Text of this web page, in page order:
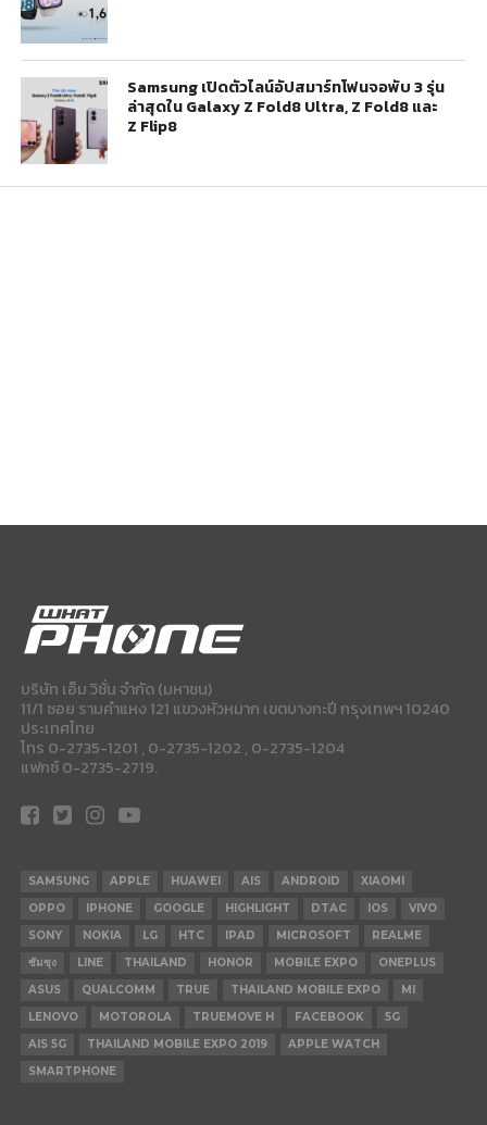
Samsung เปิดตัวไลน์อัปสมาร์ทโฟนจอพับ 3 รุ่น
ล่าสุดใน Galaxy Z Fold8 Ultra, Z Fold8 และ
Z Flip8
บริษัท เอ็ม วิชั่น จำกัด (มหาชน)
11/1 ซอย รามคำแหง 121 แขวงหัวหมาก เขตบางกะปี กรุงเทพฯ 10240
ประเทศไทย
โทร 0-2735-1201 , 0-2735-1202 , 0-2735-1204
แฟกซ์ 0-2735-2719.
SAMSUNG APPLE HUAWEI AIS ANDROID
XIAOMI
OPPO
IPHONE GOOGLE HIGHLIGHT DTAC IOS
VIVO
SONY
NOKIA LG HTC IPAD MICROSOFT
REALME
ซัมซุง
LINE THAILAND HONOR MOBILE EXPO
ONEPLUS
ASUS
QUALCOMM TRUE THAILAND MOBILE EXPO
MI
LENOVO
MOTOROLA TRUEMOVE H FACEBOOK
5G
AIS 5G
THAILAND MOBILE EXPO 2019
APPLE WATCH
SMARTPHONE